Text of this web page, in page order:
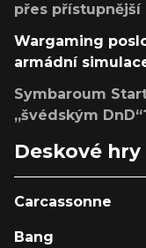
přes přístupnější
Wargaming
armádní
Symbaroum
„švédským
Deskové
Carcassonne
Bang